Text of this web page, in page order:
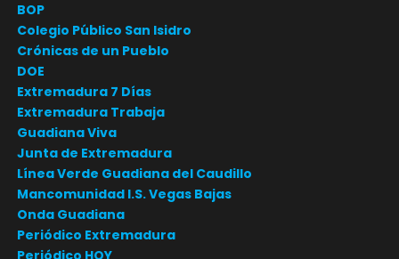
BOP
Colegio Público San Isidro
Crónicas de un Pueblo
DOE
Extremadura 7 Días
Extremadura Trabaja
Guadiana Viva
Junta de Extremadura
Línea Verde Guadiana del Caudillo
Mancomunidad I.S. Vegas Bajas
Onda Guadiana
Periódico Extremadura
Periódico HOY